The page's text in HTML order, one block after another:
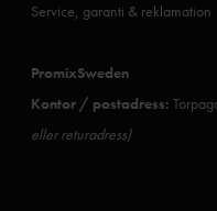
Service, garanti & reklamation
PromixSweden
Kontor / postadress:
eller returadress)